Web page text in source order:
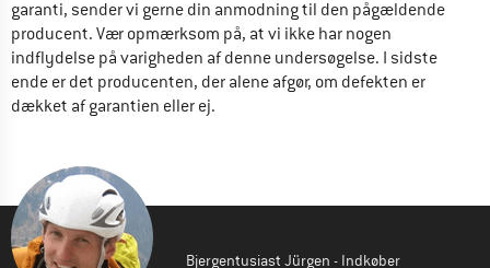
garanti, sender vi gerne din anmodning til den pågældende
producent. Vær opmærksom på, at vi ikke har nogen
indflydelse på varigheden af denne undersøgelse. I sidste
ende er det producenten, der alene afgør, om defekten er
dækket af garantien eller ej.
Bjergentusiast Jürgen - Indkøber